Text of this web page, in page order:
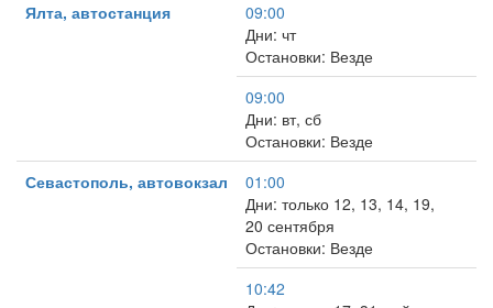
Ялта, автостанция
09:00
Дни: чт
Остановки: Везде
09:00
Дни: вт, сб
Остановки: Везде
Севастополь, автовокзал
01:00
Дни: только 12, 13, 14, 19,
20 сентября
Остановки: Везде
10:42